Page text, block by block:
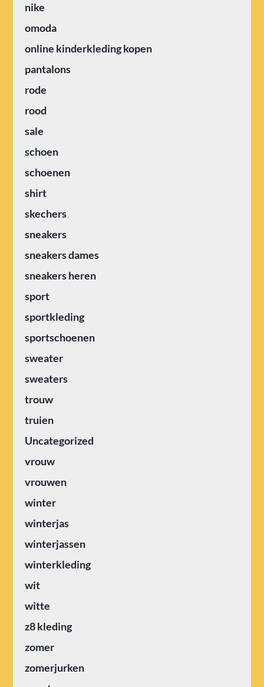
nike
omoda
online kinderkleding kopen
pantalons
rode
rood
sale
schoen
schoenen
shirt
skechers
sneakers
sneakers dames
sneakers heren
sport
sportkleding
sportschoenen
sweater
sweaters
trouw
truien
Uncategorized
vrouw
vrouwen
winter
winterjas
winterjassen
winterkleding
wit
witte
z8 kleding
zomer
zomerjurken